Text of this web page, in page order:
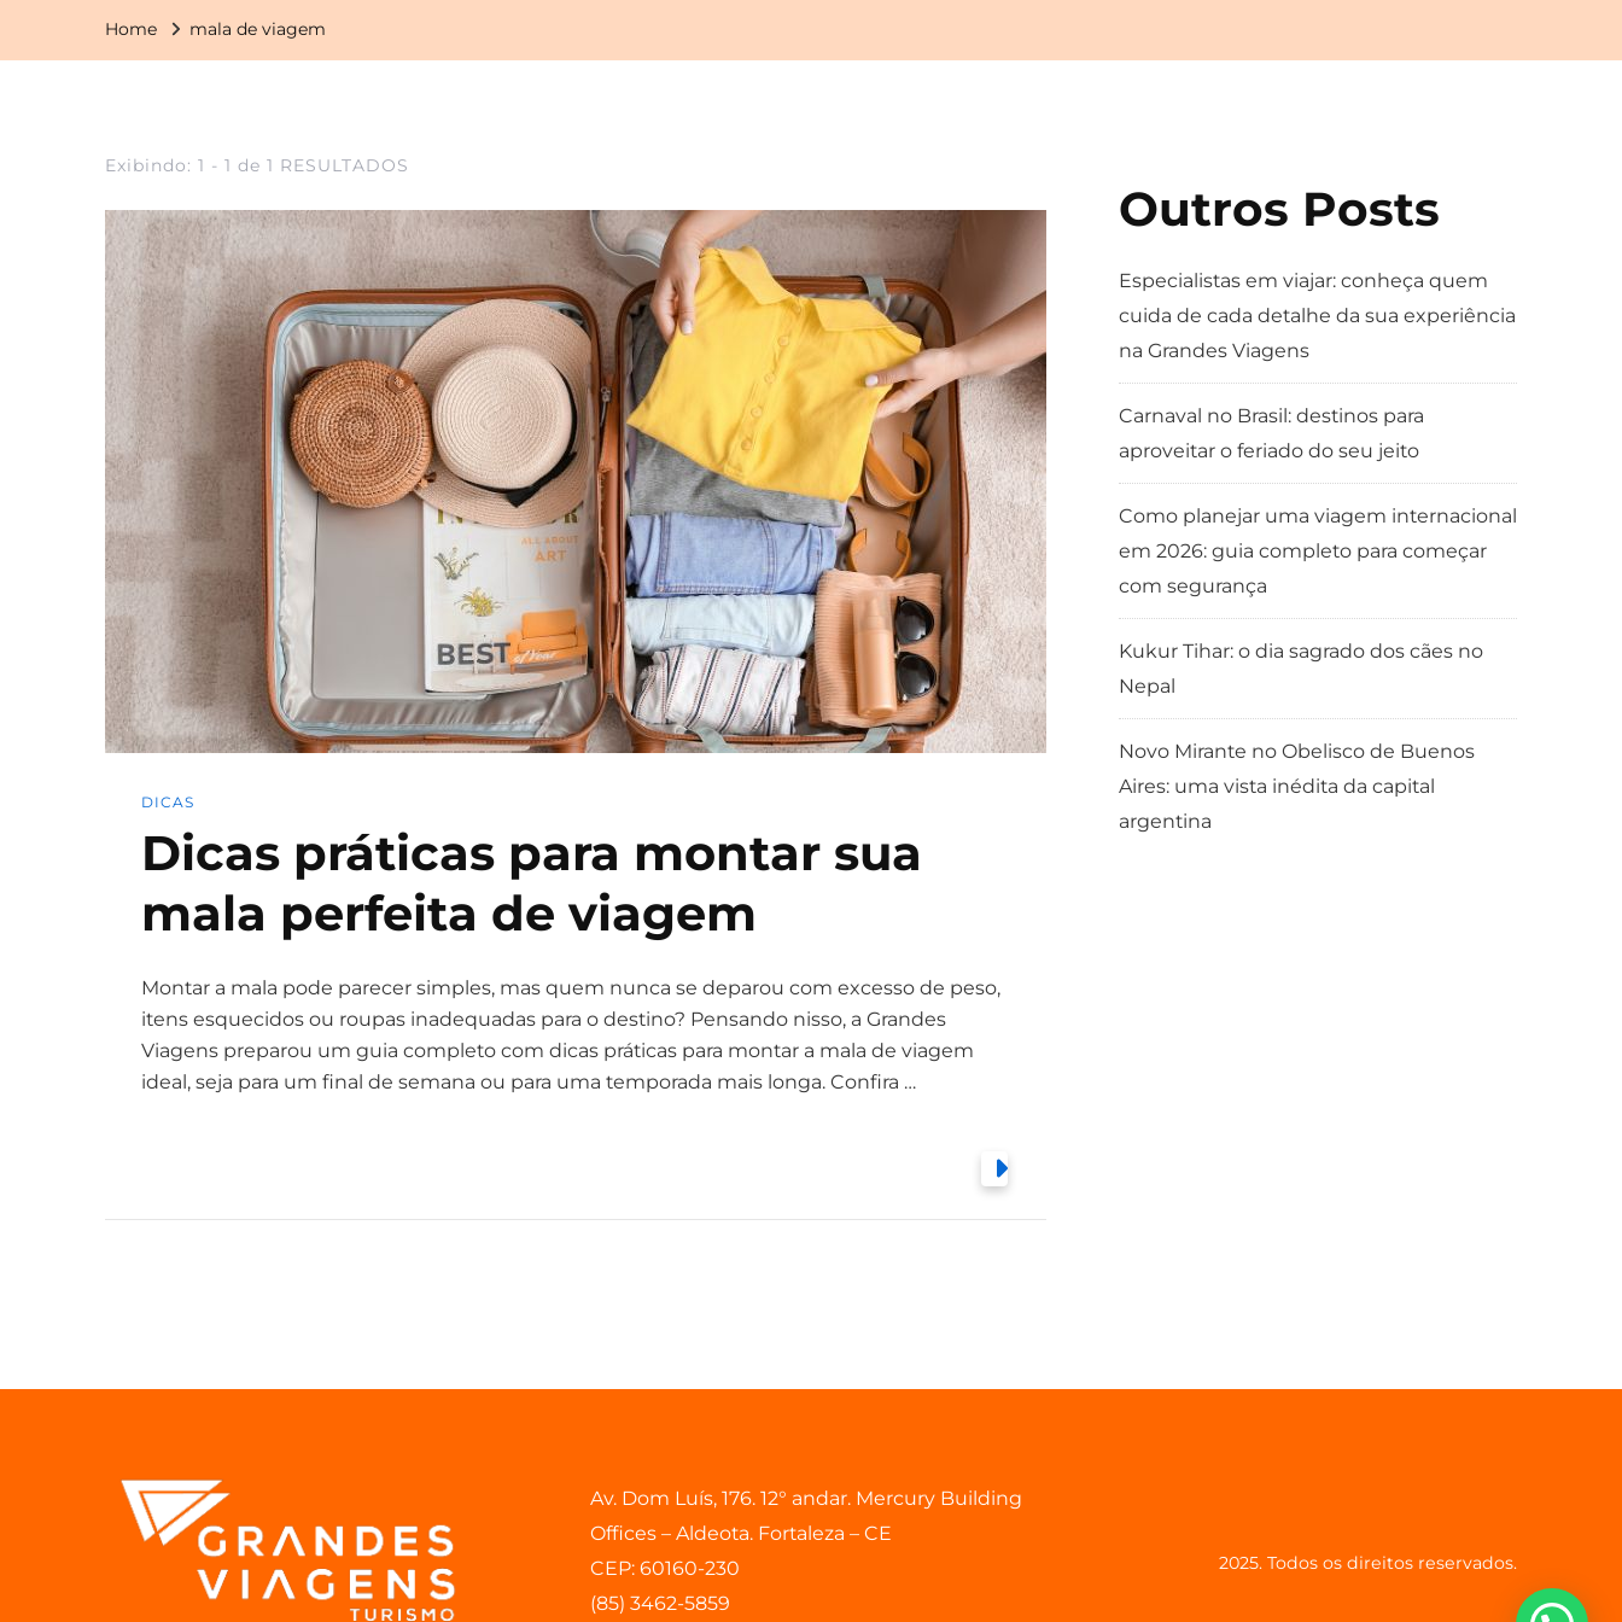
Home mala de viagem
Exibindo: 1 - 1 de 1 RESULTADOS
DICAS
Dicas práticas para montar sua
mala perfeita de viagem
Montar a mala pode parecer simples, mas quem nunca se deparou com excesso de peso,
itens esquecidos ou roupas inadequadas para o destino? Pensando nisso, a Grandes
Viagens preparou um guia completo com dicas práticas para montar a mala de viagem
ideal, seja para um final de semana ou para uma temporada mais longa. Confira …
Outros Posts
Especialistas em viajar: conheça quem
cuida de cada detalhe da sua experiência
na Grandes Viagens
Carnaval no Brasil: destinos para
aproveitar o feriado do seu jeito
Como planejar uma viagem internacional
em 2026: guia completo para começar
com segurança
Kukur Tihar: o dia sagrado dos cães no
Nepal
Novo Mirante no Obelisco de Buenos
Aires: uma vista inédita da capital
argentina
Av. Dom Luís, 176. 12° andar. Mercury Building
Offices – Aldeota. Fortaleza – CE
CEP: 60160-230
(85) 3462-5859
2025. Todos os direitos reservados.